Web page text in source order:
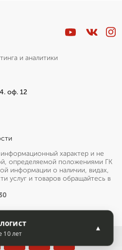
и аналитики
оф. 12
характер и не
определяемой положениями ГК
информации о наличии, видах,
услуг и товаров обращайтесь в
10 лет
▲